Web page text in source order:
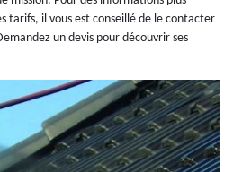
tarifs, il vous est conseillé de le contacter
un devis pour découvrir ses